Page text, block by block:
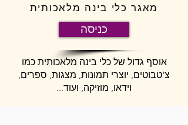
מאגר כלי בינה מלאכותית
כניסה
אוסף גדול של כלי בינה מלאכותית כמו
צ'טבוטים, יוצרי תמונות, מצגות, ספרים,
וידאו, מוזיקה, ועוד...